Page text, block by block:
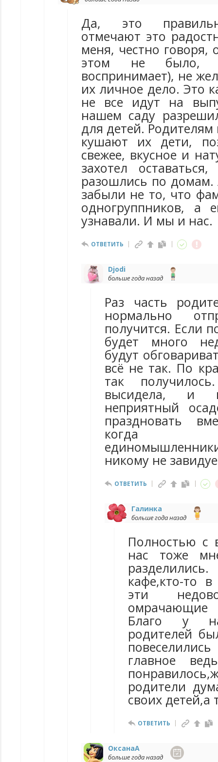
Да, это
отмечают это
меня, честно говоря,
этом не было,
воспринимает), не
их личное дело. Это
не все идут на
нашем саду
для детей. Родителям
кушают их дети,
свежее, вкусное и
захотел
разошлись по домам.
забыли не то, что
одногруппников,
узнавали. И мы и нас.
ОТВЕТИТЬ
Djodi
больше года назад
Раз часть
нормально
получится. Если
будет много
будут
всё не так. По
так
высидела, и
неприятный
праздновать
когда
никому не
ОТВЕТИТЬ
Галинка
больше года назад
Полностью с
нас тоже
кафе,кто-то
эти
омрачающие
Благо у
родителей
главное
родители
своих детей,а
ОТВЕТИТЬ
ОксанаА
больше года назад